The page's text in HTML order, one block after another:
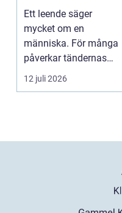
med
Ett leende säger
mycket om en
människa. För många
påverkar tändernas
utseende både
självförtroendet ...
12 juli 2026